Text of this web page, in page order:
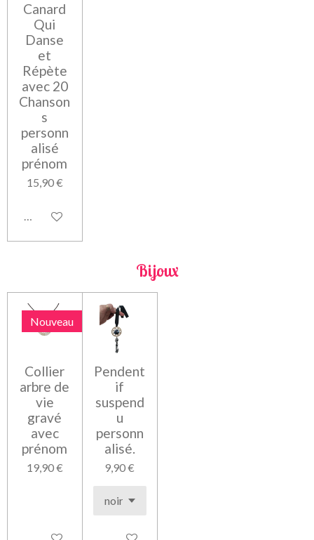
Canard
Qui
Danse
et
Répète
avec 20
Chanson
s
personn
alisé
prénom
15,90 €
Voir les détails
Bijoux
Nouveau
Collier
arbre de
vie
gravé
avec
prénom
19,90 €
Voir les détails
Pendent
if
suspend
u
personn
alisé.
9,90 €
Voir les détails